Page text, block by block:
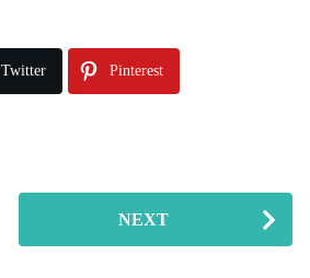
Twitter Pinterest
NEXT